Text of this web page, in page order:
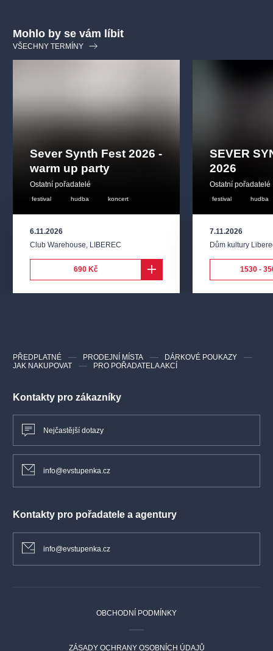
Mohlo by se vám líbit
VŠECHNY TERMÍNY
Sever Synth Fest 2026 -
warm up party
Ostatní pořadatelé
festival hudba koncert
6.11.2026
Club Warehouse LIBEREC
690 Kč
SEVER
2026
Ostatní pořadatelé
festival hudba
7.11.2026
Dům kultury
1530 -
Kontakty pro zákazníky
Nejčastější dotazy
info@evstupenka.cz
Kontakty pro pořadatele a agentury
info@evstupenka.cz
PŘEDPLATNÉ PRODEJNÍ MÍSTA
DÁRKOVÉ POUKAZY
JAK NAKUPOVAT
PRO POŘADATELA AKCÍ
OBCHODNÍ PODMÍNKY
ZÁSADY OCHRANY OSOBNÍCH ÚDAJŮ